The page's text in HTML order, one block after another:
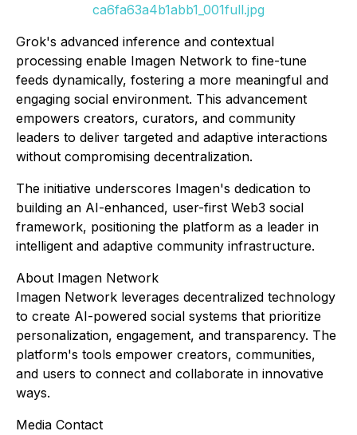
ca6fa63a4b1abb1_001full.jpg
Grok's advanced inference and contextual
processing enable Imagen Network to fine-tune
feeds dynamically, fostering a more meaningful and
engaging social environment. This advancement
empowers creators, curators, and community
leaders to deliver targeted and adaptive interactions
without compromising decentralization.
The initiative underscores Imagen's dedication to
building an AI-enhanced, user-first Web3 social
framework, positioning the platform as a leader in
intelligent and adaptive community infrastructure.
About Imagen Network
Imagen Network leverages decentralized technology
to create AI-powered social systems that prioritize
personalization, engagement, and transparency. The
platform's tools empower creators, communities,
and users to connect and collaborate in innovative
ways.
Media Contact